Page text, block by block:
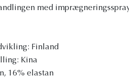
med
Finland
Kina
16% elastan